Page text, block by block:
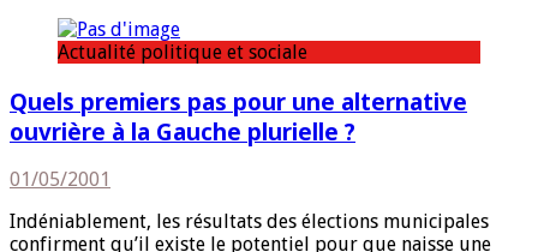
Actualité politique et sociale
Quels premiers pas pour une alternative
ouvrière à la Gauche plurielle ?
01/05/2001
Indéniablement, les résultats des élections municipales
confirment qu’il existe le potentiel pour que naisse une